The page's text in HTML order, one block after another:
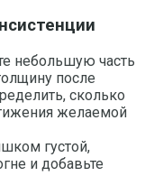
небольшую часть
после
сколько
желаемой
густой,
и добавьте